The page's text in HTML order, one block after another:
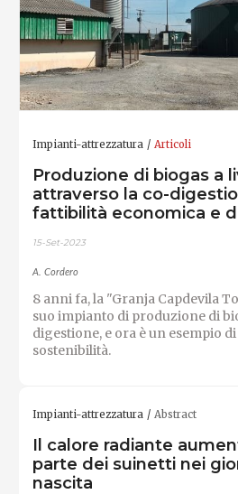
Impianti-attrezzatura Articoli
Produzione di biogas a
attraverso la co-
fattibilità economica e
15-Set-2023
A. Cordero
8 anni fa, la "Granja Capdevila
suo impianto di produzione di
digestione, e ora è un esempio
sostenibilità.
Impianti-attrezzatura Abstract
Il calore radiante
parte dei suinetti nei
nascita